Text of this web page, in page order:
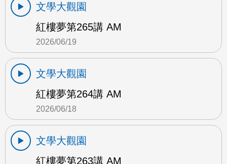
文學大觀園
紅樓夢第265講 AM
2026/06/19
文學大觀園
紅樓夢第264講 AM
2026/06/18
文學大觀園
紅樓夢第263講 AM